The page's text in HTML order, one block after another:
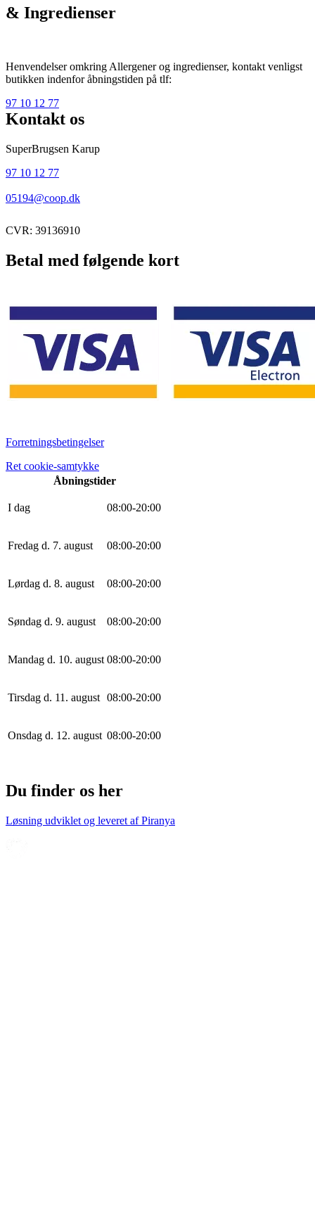
& Ingredienser
Henvendelser omkring Allergener og ingredienser, kontakt venligst
butikken indenfor åbningstiden på tlf:
97 10 12 77
Kontakt os
SuperBrugsen Karup
97 10 12 77
05194@coop.dk
CVR: 39136910
Betal med følgende kort
Forretningsbetingelser
Ret cookie-samtykke
Åbningstider
I dag 08:00-20:00
Fredag d. 7. august 08:00-20:00
Lørdag d. 8. august 08:00-20:00
Søndag d. 9. august 08:00-20:00
Mandag d. 10. august 08:00-20:00
Tirsdag d. 11. august 08:00-20:00
Onsdag d. 12. august 08:00-20:00
Du finder os her
Løsning udviklet og leveret afPiranya